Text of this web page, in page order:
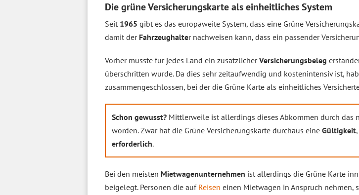
Die grüne Versicherungskarte als einheitliches System
Seit 1965 gibt es das europaweite System, dass eine Grüne
damit der Fahrzeughalter nachweisen kann, dass ein passender
Vorher musste für jedes Land ein zusätzlicherVersicherungsbeleg
überschritten wurde. Da dies sehr zeitaufwendig und kostenintensiv ist,
zusammengeschlossen, bei der die Grüne Karte als einheitliches
Schon gewusst? Mittlerweile ist allerdings dieses Abkommen durch das
worden. Zwar hat die Grüne Versicherungskarte durchaus eine Gültigkeit
erforderlich.
Bei den meisten Mietwagenunternehmen ist allerdings die Grüne Karte
beigelegt. Personen die auf Reisen einen Mietwagen in Anspruch nehmen,